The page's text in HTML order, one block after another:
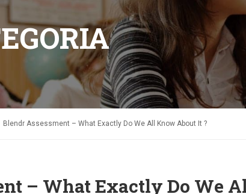
Blendr Assessment – What Exactly Do We All Know About It ?
– What Exactly Do We